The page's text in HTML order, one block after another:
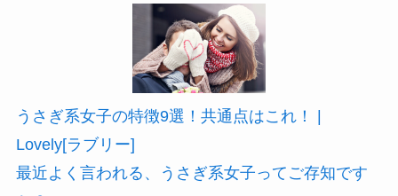
うさぎ系女子の特徴9選！共通点はこれ！ |
Lovely[ラブリー]
最近よく言われる、うさぎ系女子ってご存知です